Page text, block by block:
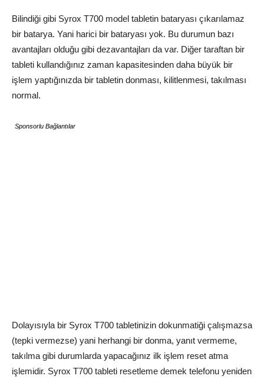
Bilindiği gibi Syrox T700 model tabletin bataryası çıkarılamaz
bir batarya. Yani harici bir bataryası yok. Bu durumun bazı
avantajları olduğu gibi dezavantajları da var. Diğer taraftan bir
tableti kullandığınız zaman kapasitesinden daha büyük bir
işlem yaptığınızda bir tabletin donması, kilitlenmesi, takılması
normal.
Sponsorlu Bağlantılar
Dolayısıyla bir Syrox T700 tabletinizin dokunmatiği çalışmazsa
(tepki vermezse) yani herhangi bir donma, yanıt vermeme,
takılma gibi durumlarda yapacağınız ilk işlem reset atma
işlemidir. Syrox T700 tableti resetleme demek telefonu yeniden